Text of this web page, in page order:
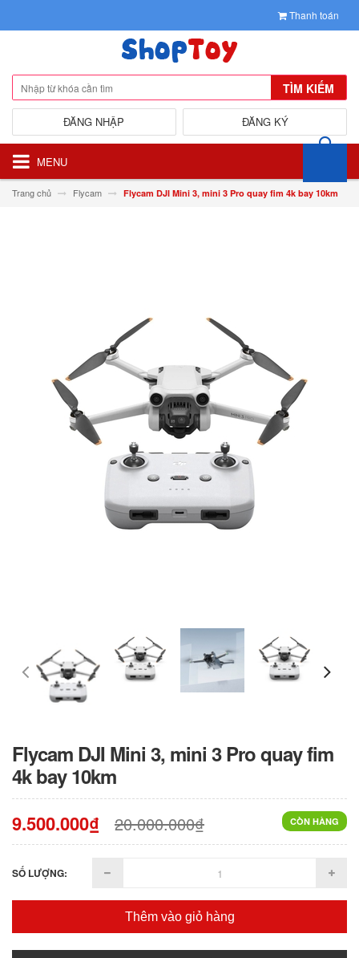
Thanh toán
TÌM KIẾM
ĐĂNG KÝ
ĐĂNG NHẬP
MENU
Trang chủ Flycam Flycam DJI Mini 3, mini 3 Pro quay fim 4k bay 10km
Flycam DJI Mini 3, mini 3 Pro quay fim
4k bay 10km
CÒN HÀNG
9.500.000₫ 20.000.000₫
SỐ LƯỢNG:
Thêm vào giỏ hàng